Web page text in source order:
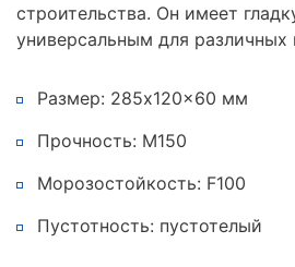
строительства. Он имеет
универсальным для различных
Размер: 285x120x60 мм
Прочность: М150
Морозостойкость: F100
Пустотность: пустотелый